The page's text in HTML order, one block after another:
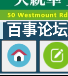
百事论坛